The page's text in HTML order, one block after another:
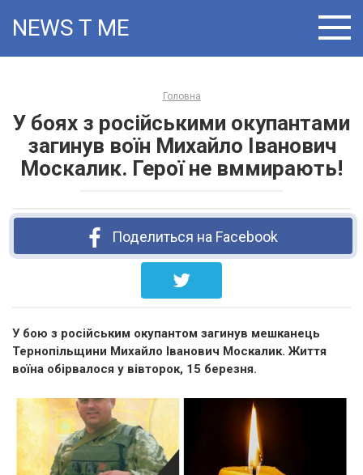
NEWS T:ME
Головна
У боях з російськими окупантами
загинув воїн Михайло Іванович
Москалик. Герої не вммирають!
Поделиться на Facebook
У бою з російським окупантом загинув мешканець
Тернопільщини Михайло Іванович Москалик. Життя
воїна обірвалося у вівторок, 15 березня.